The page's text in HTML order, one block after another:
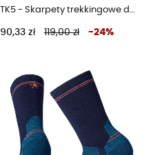
TK5 - Skarpety trekkingowe damskie
90,33 zł 119,00 zł -24%